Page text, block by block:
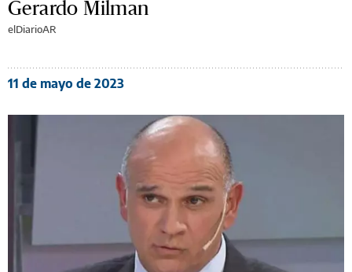
Gerardo Milman
elDiarioAR
11 de mayo de 2023